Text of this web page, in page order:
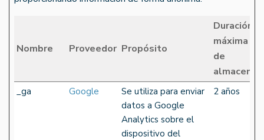
Nombre Proveedor Propósito
Duración
máxima
de
_ga Google
Se utiliza para enviar
datos a Google
Analytics sobre el
dispositivo del
2 años